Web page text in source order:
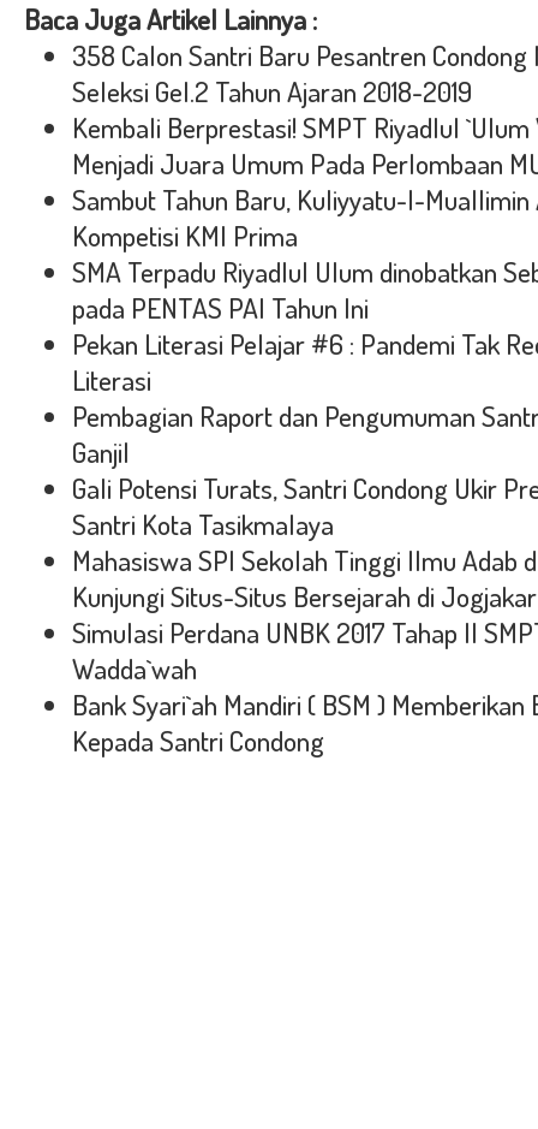
Baca Juga Artikel Lainnya :
358 Calon Santri Baru Pesantren Condong
Seleksi Gel.2 Tahun Ajaran 2018-2019
Kembali Berprestasi! SMPT Riyadlul
Menjadi Juara Umum Pada Perlombaan
Sambut Tahun Baru, Kuliyyatu-l-
Kompetisi KMI Prima
SMA Terpadu Riyadlul Ulum dinobatkan
pada PENTAS PAI Tahun Ini
Pekan Literasi Pelajar #6 : Pandemi Tak
Literasi
Pembagian Raport dan Pengumuman
Ganjil
Gali Potensi Turats, Santri Condong Ukir
Santri Kota Tasikmalaya
Mahasiswa SPI Sekolah Tinggi Ilmu Adab
Kunjungi Situs-Situs Bersejarah di
Simulasi Perdana UNBK 2017 Tahap II
Wadda`wah
Bank Syari`ah Mandiri ( BSM )
Kepada Santri Condong